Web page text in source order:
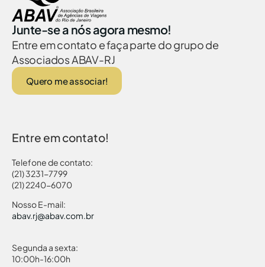
Junte-se a nós agora mesmo!
Entre em contato e faça parte do grupo de
Associados ABAV-RJ
Quero me associar!
Entre em contato!
Telefone de contato:
(21) 3231-7799
(21) 2240-6070
Nosso E-mail:
abav.rj@abav.com.br
Segunda a sexta:
10:00h-16:00h